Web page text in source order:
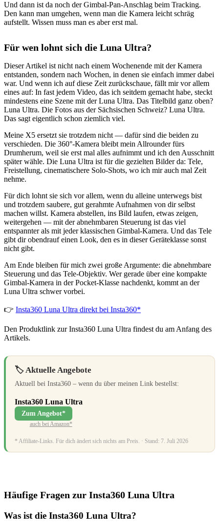
Und dann ist da noch der Gimbal-Pan-Anschlag beim Tracking.
Den kann man umgehen, wenn man die Kamera leicht schräg
aufstellt. Wissen muss man es aber erst mal.
Für wen lohnt sich die Luna Ultra?
Dieser Artikel ist nicht nach einem Wochenende mit der Kamera
entstanden, sondern nach Wochen, in denen sie einfach immer dabei
war. Und wenn ich auf diese Zeit zurückschaue, fällt mir vor allem
eines auf: In fast jedem Video, das ich seitdem gemacht habe, steckt
mindestens eine Szene mit der Luna Ultra. Das Titelbild ganz oben?
Luna Ultra. Die Fotos aus der Sächsischen Schweiz? Luna Ultra.
Das sagt eigentlich schon ziemlich viel.
Meine X5 ersetzt sie trotzdem nicht — dafür sind die beiden zu
verschieden. Die 360°-Kamera bleibt mein Allrounder fürs
Drumherum, weil sie erst mal alles aufnimmt und ich den Ausschnitt
später wähle. Die Luna Ultra ist für die gezielten Bilder da: Tele,
Freistellung, cinematischere Solo-Shots, wo ich mir auch mal Zeit
nehme.
Für dich lohnt sie sich vor allem, wenn du alleine unterwegs bist
und trotzdem saubere, gut gerahmte Aufnahmen von dir selbst
machen willst. Kamera abstellen, ins Bild laufen, etwas zeigen,
weitergehen — mit der abnehmbaren Steuerung ist das viel
entspannter als mit jeder klassischen Gimbal-Kamera. Und das Tele
gibt dir obendrauf einen Look, den es in dieser Geräteklasse sonst
nicht gibt.
Am Ende bleiben für mich zwei große Argumente: die abnehmbare
Steuerung und das Tele-Objektiv. Wer gerade über eine kompakte
Gimbal-Kamera in der Pocket-Klasse nachdenkt, kommt an der
Luna Ultra schwer vorbei.
👉 Insta360 Luna Ultra direkt bei Insta360*
Den Produktlink zur Insta360 Luna Ultra findest du am Anfang des
Artikels.
🏷️ Aktuelle Angebote
Aktuell bei Insta360 – wenn du über meinen Link bestellst:
Insta360 Luna Ultra
Zum Angebot*
auch bei Amazon*
* Affiliate-Links. Für dich ändert sich nichts am Preis. · Stand: 7. Juli 2026
Häufige Fragen zur Insta360 Luna Ultra
Was ist die Insta360 Luna Ultra?